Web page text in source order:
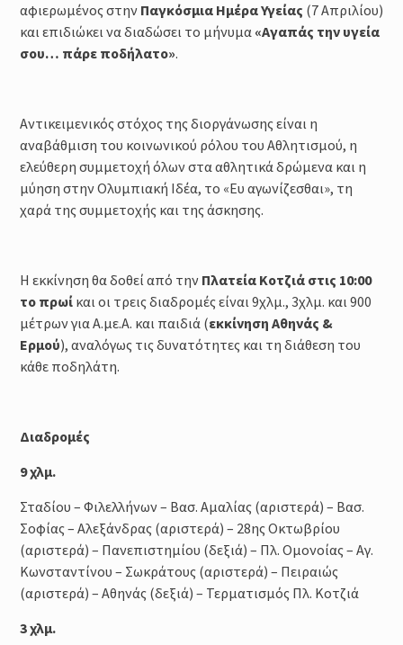
αφιερωμένος στην Παγκόσμια Ημέρα Υγείας (7 Απριλίου)
και επιδιώκει να διαδώσει το μήνυμα «Αγαπάς την υγεία
σου… πάρε ποδήλατο».
Αντικειμενικός στόχος της διοργάνωσης είναι η
αναβάθμιση του κοινωνικού ρόλου του Αθλητισμού, η
ελεύθερη συμμετοχή όλων στα αθλητικά δρώμενα και η
μύηση στην Ολυμπιακή Ιδέα, το «Ευ αγωνίζεσθαι», τη
χαρά της συμμετοχής και της άσκησης.
Η εκκίνηση θα δοθεί από την Πλατεία Κοτζιά στις 10:00
το πρωίκαι οι τρεις διαδρομές είναι 9χλμ., 3χλμ. και 900
μέτρων για Α.με.Α. και παιδιά (εκκίνηση Αθηνάς &
Ερμού), αναλόγως τις δυνατότητες και τη διάθεση του
κάθε ποδηλάτη.
Διαδρομές
9 χλμ.
Σταδίου – Φιλελλήνων – Βασ. Αμαλίας (αριστερά) – Βασ.
Σοφίας – Αλεξάνδρας (αριστερά) – 28ης Οκτωβρίου
(αριστερά) – Πανεπιστημίου (δεξιά) – Πλ. Ομονοίας – Αγ.
Κωνσταντίνου – Σωκράτους (αριστερά) – Πειραιώς
(αριστερά) – Αθηνάς (δεξιά) – Τερματισμός Πλ. Κοτζιά
3 χλμ.